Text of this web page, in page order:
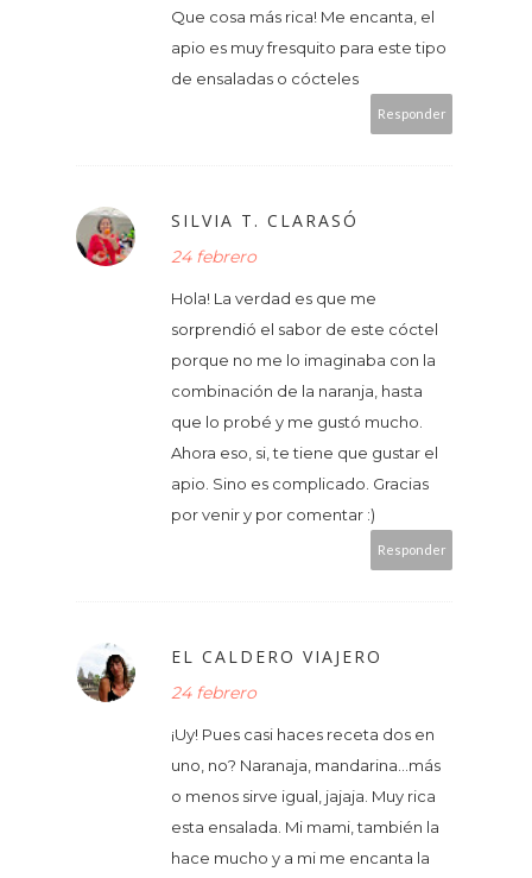
Que cosa más rica! Me encanta, el
apio es muy fresquito para este tipo
de ensaladas o cócteles
Responder
SILVIA T. CLARASÓ
24 febrero
Hola! La verdad es que me
sorprendió el sabor de este cóctel
porque no me lo imaginaba con la
combinación de la naranja, hasta
que lo probé y me gustó mucho.
Ahora eso, si, te tiene que gustar el
apio. Sino es complicado. Gracias
por venir y por comentar :)
Responder
EL CALDERO VIAJERO
24 febrero
¡Uy! Pues casi haces receta dos en
uno, no? Naranaja, mandarina...más
o menos sirve igual, jajaja. Muy rica
esta ensalada. Mi mami, también la
hace mucho y a mi me encanta la